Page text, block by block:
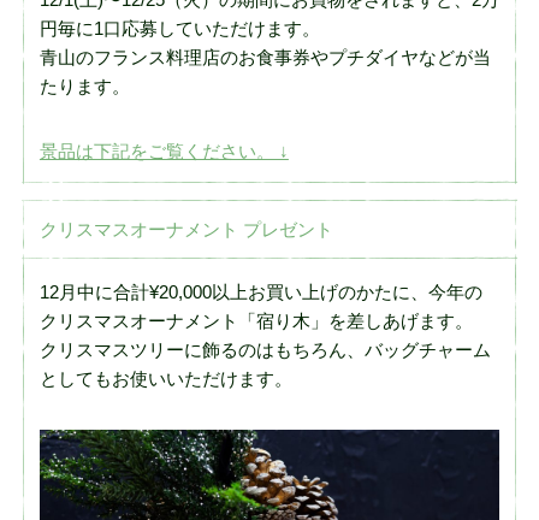
円毎に1口応募していただけます。
青山のフランス料理店のお食事券やプチダイヤなどが当
たります。
景品は下記をご覧ください。 ↓
クリスマスオーナメント プレゼント
12月中に合計¥20,000以上お買い上げのかたに、今年の
クリスマスオーナメント「宿り木」を差しあげます。
クリスマスツリーに飾るのはもちろん、バッグチャーム
としてもお使いいただけます。